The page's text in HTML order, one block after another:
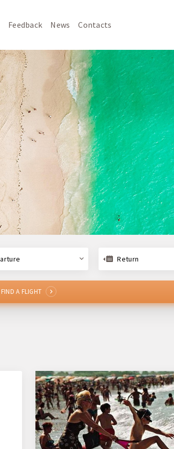
Feedback News Contacts
Return
FIND A FLIGHT